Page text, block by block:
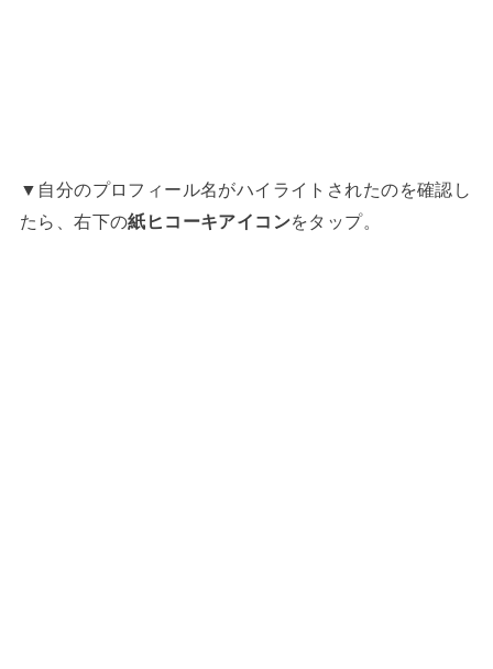
▼自分のプロフィール名がハイライトされたのを確認し
たら、右下の紙ヒコーキアイコンをタップ。